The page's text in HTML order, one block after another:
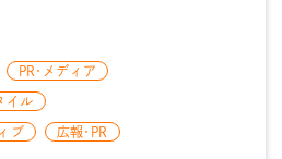
PR・メディア
イル
ブ 広報・PR